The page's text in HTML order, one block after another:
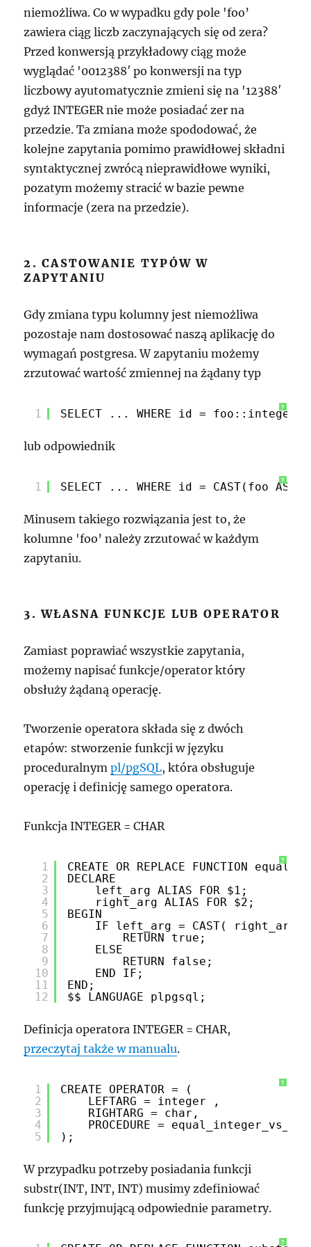
niemożliwa. Co w wypadku gdy pole 'foo’
zawiera ciąg liczb zaczynających się od zera?
Przed konwersją przykładowy ciąg może
wyglądać '0012388′ po konwersji na typ
liczbowy ayutomatycznie zmieni się na '12388′
gdyż INTEGER nie może posiadać zer na
przedzie. Ta zmiana może spododować, że
kolejne zapytania pomimo prawidłowej składni
syntaktycznej zwrócą nieprawidłowe wyniki,
pozatym możemy stracić w bazie pewne
informacje (zera na przedzie).
2. CASTOWANIE TYPÓW W
ZAPYTANIU
Gdy zmiana typu kolumny jest niemożliwa
pozostaje nam dostosować naszą aplikację do
wymagań postgresa. W zapytaniu możemy
zrzutować wartość zmiennej na żądany typ
?
1 SELECT ... WHERE id = foo::integer;
lub odpowiednik
?
1 SELECT ... WHERE id = CAST(foo AS
Minusem takiego rozwiązania jest to, że
kolumne 'foo’ należy zrzutować w każdym
zapytaniu.
3. WŁASNA FUNKCJE LUB OPERATOR
Zamiast poprawiać wszystkie zapytania,
możemy napisać funkcje/operator który
obsłuży żądaną operację.
Tworzenie operatora składa się z dwóch
etapów: stworzenie funkcji w języku
proceduralnympl/pgSQL, która obsługuje
operację i definicję samego operatora.
Funkcja INTEGER = CHAR
?
1
2
3
4
5
6
7
8
9
10
11
12
CREATE OR REPLACE FUNCTION
DECLARE
left_arg ALIAS FOR $1;
right_arg ALIAS FOR $2;
BEGIN
IF left_arg = CAST( right_arg AS
RETURN true;
ELSE
RETURN false;
END IF;
END;
$$ LANGUAGE plpgsql;
Definicja operatora INTEGER = CHAR,
przeczytaj także w manualu.
?
1
2
3
4
5
CREATE OPERATOR = (
LEFTARG = integer ,
RIGHTARG = char,
PROCEDURE =
);
W przypadku potrzeby posiadania funkcji
substr(INT, INT, INT) musimy zdefiniować
funkcję przyjmującą odpowiednie parametry.
?